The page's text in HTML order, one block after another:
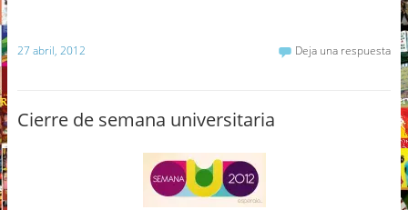
27 abril, 2012 Deja una respuesta
Cierre de semana universitaria